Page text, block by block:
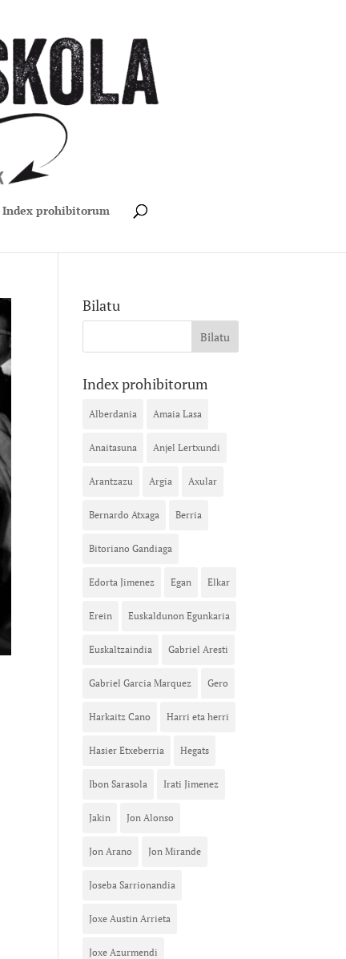
Index prohibitorum
Bilatu
Index prohibitorum
Alberdania Amaia Lasa
Anaitasuna Anjel Lertxundi
Arantzazu Argia Axular
Bernardo Atxaga Berria
Bitoriano Gandiaga
Edorta Jimenez Egan Elkar
Erein Euskaldunon Egunkaria
Euskaltzaindia Gabriel Aresti
Gabriel Garcia Marquez Gero
Harkaitz Cano Harri eta herri
Hasier Etxeberria Hegats
Ibon Sarasola Irati Jimenez
Jakin Jon Alonso
Jon Arano Jon Mirande
Joseba Sarrionandia
Joxe Austin Arrieta
Joxe Azurmendi